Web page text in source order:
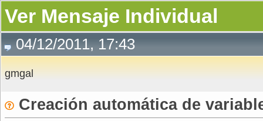
Ver Mensaje Individual
04/12/2011, 17:43
gmgal
Creación automática de